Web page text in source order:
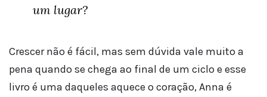
um lugar?
Crescer não é fácil, mas sem dúvida vale muito a
pena quando se chega ao final de um ciclo e esse
livro é uma daqueles aquece o coração, Anna é